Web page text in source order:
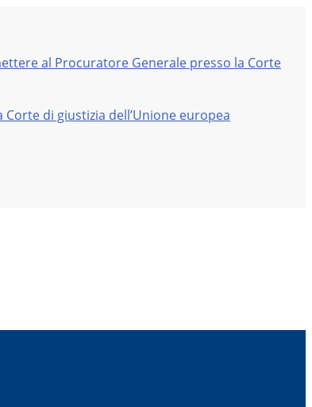
al Procuratore Generale presso la Corte
di giustizia dell’Unione europea